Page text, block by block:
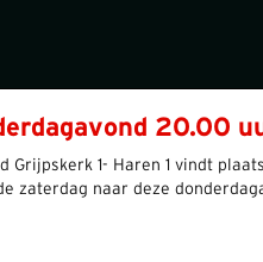
20.00
Grijpskerk 1- Haren 1 vindt
zaterdag naar deze